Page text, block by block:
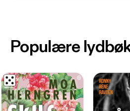
Populære